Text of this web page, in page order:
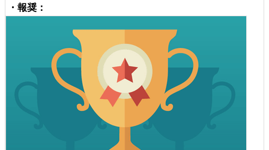
・報奨：